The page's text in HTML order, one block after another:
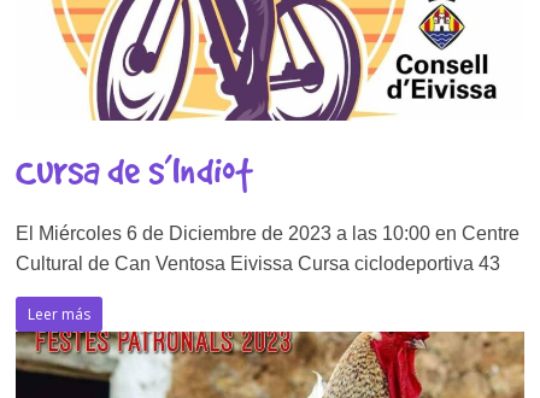
Cursa de s’Indiot
El Miércoles 6 de Diciembre de 2023 a las 10:00 en Centre
Cultural de Can Ventosa Eivissa Cursa ciclodeportiva 43
Leer más